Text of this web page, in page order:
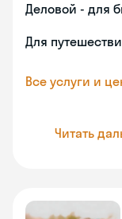
Деловой - для
Для
Все услуги и
Читать